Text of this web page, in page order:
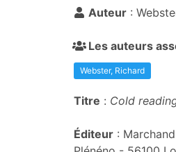
Auteur :
Les auteurs
Webster, Richard
Titre : Cold
Éditeur :